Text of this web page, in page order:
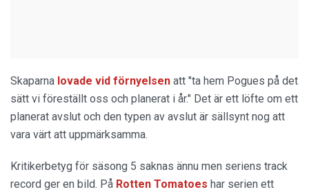
Skaparna lovade vid förnyelsen att "ta hem Pogues på det
sätt vi föreställt oss och planerat i år." Det är ett löfte om ett
planerat avslut och den typen av avslut är sällsynt nog att
vara värt att uppmärksamma.
Kritikerbetyg för säsong 5 saknas ännu men seriens track
record ger en bild. På Rotten Tomatoes har serien ett